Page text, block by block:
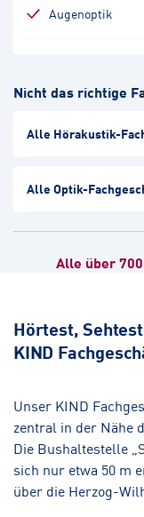
Augenoptik
Augenoptik
Osterode-Mitte II
Hörakustik
Hörakustik
Nicht das richtige
Alle Hörakustik-
Alle Optik-
Alle über
Hörtest,
KIND
Unser KIND
zentral in der Nähe
Die Bushaltestelle
sich nur etwa 50 m
über die Herzog-